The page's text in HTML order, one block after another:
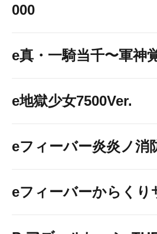
000
e真・一騎当千〜軍神
e地獄少女7500Ver.
eフィーバー炎炎ノ消
eフィーバーからくり